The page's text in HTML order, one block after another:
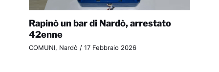
Rapinò un bar di Nardò, arrestato
42enne
COMUNI, Nardò / 17 Febbraio 2026